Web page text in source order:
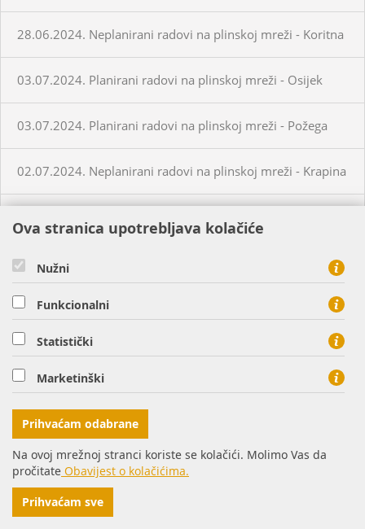
28.06.2024. Neplanirani radovi na plinskoj mreži - Koritna
03.07.2024. Planirani radovi na plinskoj mreži - Osijek
03.07.2024. Planirani radovi na plinskoj mreži - Požega
02.07.2024. Neplanirani radovi na plinskoj mreži - Krapina
03.07.2024. Planirani radovi na plinskoj mreži - Višnjevac
03.07.2024. Planirani radovi na plinskoj mreži - Virovitica
03.07.2024. Planirani radovi na plinskoj mreži - Virovitica
03.07.2024. Planirani radovi na plinskoj mreži - Pakrac
03.07.2024. - 04.07.2024. - Planirani radovi na plinskoj
mreži - Sirač
03.07.2024. Neplanirani radovi na plinskoj mreži - Lozan
Ova stranica upotrebljava kolačiće
Nužni
Funkcionalni
Statistički
Marketinški
Prihvaćam odabrane
Na ovoj mrežnoj stranci koriste se kolačići. Molimo Vas da
pročitate Obavijest o kolačićima.
Prihvaćam sve